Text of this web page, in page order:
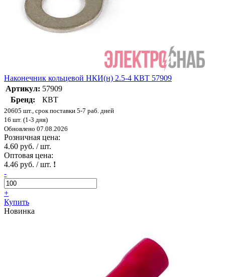
Наконечник кольцевой НКИ(н) 2.5-4 КВТ 57909
Артикул: 57909
Бренд:
КВТ
20605 шт., срок поставки 5-7 раб. дней
16 шт. (1-3 дня)
Обновлено 07.08.2026
Розничная цена:
4.60 руб. / шт.
Оптовая цена:
4.46 руб. / шт. !
-
+
Купить
Новинка